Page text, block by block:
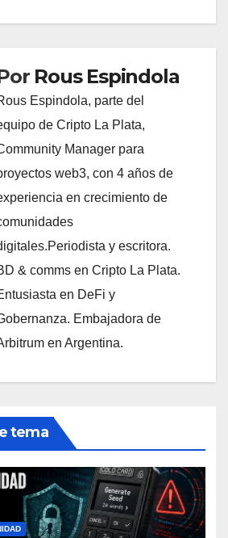
Rous Espindola
Espindola, parte del
de Cripto La Plata,
Manager para
web3, con 4 años de
en crecimiento de
y escritora.
& comms en Cripto La Plata.
en DeFi y
Embajadora de
en Argentina.
tema